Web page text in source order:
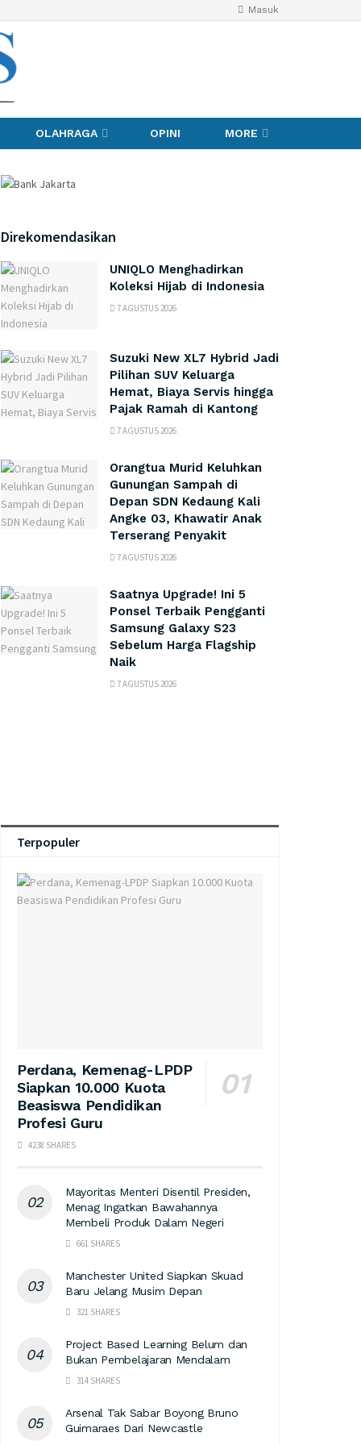
Masuk
OLAHRAGA OPINI MORE
Direkomendasikan
UNIQLO Menghadirkan
Koleksi Hijab di Indonesia
7 AGUSTUS 2026
Suzuki New XL7 Hybrid Jadi
Pilihan SUV Keluarga
Hemat, Biaya Servis hingga
Pajak Ramah di Kantong
7 AGUSTUS 2026
Orangtua Murid Keluhkan
Gunungan Sampah di
Depan SDN Kedaung Kali
Angke 03, Khawatir Anak
Terserang Penyakit
7 AGUSTUS 2026
Saatnya Upgrade! Ini 5
Ponsel Terbaik Pengganti
Samsung Galaxy S23
Sebelum Harga Flagship
Naik
7 AGUSTUS 2026
Terpopuler
Perdana, Kemenag-LPDP
Siapkan 10.000 Kuota
Beasiswa Pendidikan
Profesi Guru
4238 SHARES
Mayoritas Menteri Disentil Presiden,
Menag Ingatkan Bawahannya
Membeli Produk Dalam Negeri
661 SHARES
Manchester United Siapkan Skuad
Baru Jelang Musim Depan
321 SHARES
Project Based Learning Belum dan
Bukan Pembelajaran Mendalam
314 SHARES
Arsenal Tak Sabar Boyong Bruno
Guimaraes Dari Newcastle